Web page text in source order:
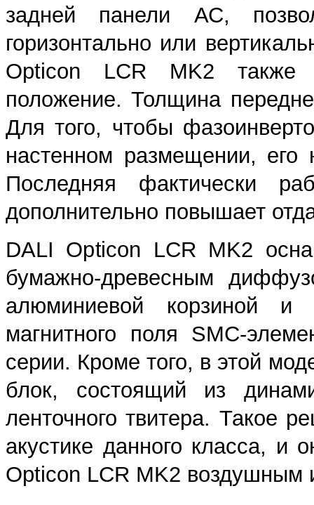
задней панели АС,
горизонтально или
Opticon LCR MK2 также
положение. Толщина
Для того, чтобы
настенном размещении, его
Последняя фактически
дополнительно повышает
DALI Opticon LCR MK2
бумажно-древесным
алюминиевой корзиной и
магнитного поля SMC-
серии. Кроме того, в этой
блок, состоящий из
ленточного твитера. Такое
акустике данного класса, и
Opticon LCR MK2 воздушным